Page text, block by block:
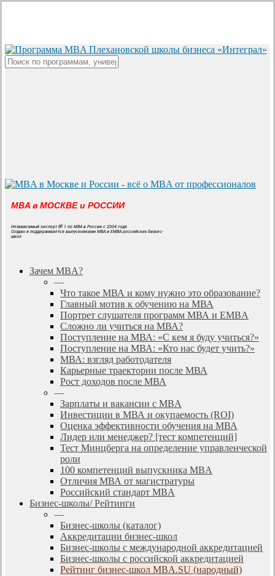
content
MBA в МОСКВЕ и РОССИИ
Независимый эксперт № 1 по MBA в России с 2004 года
Создан и поддерживается выпускниками MBA и EMBA российских бизнес-
школ
search
Menu
Зачем MBA?
—
Что такое МВА и кому нужно это образование?
Главный мотив к обучению на МВА
Портрет слушателя программ МВА и EMBA
Сложно ли учиться на МВА?
Поступление на МВА: «С кем я буду учиться?»
Поступление на МВА: «Кто нас будет учить?»
МВА: взгляд работодателя
Карьерные траектории после МВА
Рост доходов после МВА
—
Зарплаты и вакансии с MBA
Инвестиции в МВА и окупаемость (ROI)
Оценка эффективности обучения на МВА
Лидер или менеджер? [тест компетенций]
Тест Минцберга на определение управленческой
роли
100 компетенций выпускника MBA
Отличия МВА от магистратуры
Российский стандарт MBA
Бизнес-школы/ Рейтинги
—
Бизнес-школы (каталог)
Аккредитации бизнес-школ
Бизнес-школы с международной аккредитацией
Бизнес-школы с российской аккредитацией
Рейтинг бизнес-школ MBA.SU (народный)